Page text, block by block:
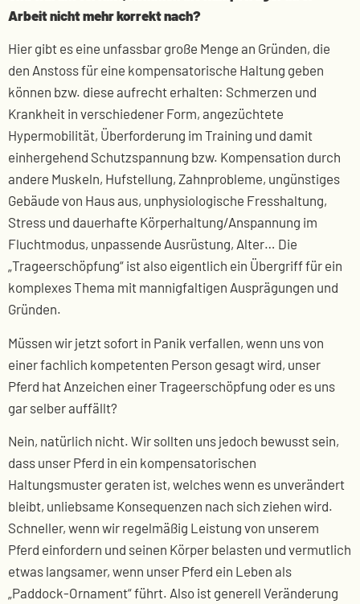
Arbeit nicht mehr korrekt nach?
Hier gibt es eine unfassbar große Menge an Gründen, die
den Anstoss für eine kompensatorische Haltung geben
können bzw. diese aufrecht erhalten: Schmerzen und
Krankheit in verschiedener Form, angezüchtete
Hypermobilität, Überforderung im Training und damit
einhergehend Schutzspannung bzw. Kompensation durch
andere Muskeln, Hufstellung, Zahnprobleme, ungünstiges
Gebäude von Haus aus, unphysiologische Fresshaltung,
Stress und dauerhafte Körperhaltung/Anspannung im
Fluchtmodus, unpassende Ausrüstung, Alter… Die
„Trageerschöpfung“ ist also eigentlich ein Übergriff für ein
komplexes Thema mit mannigfaltigen Ausprägungen und
Gründen.
Müssen wir jetzt sofort in Panik verfallen, wenn uns von
einer fachlich kompetenten Person gesagt wird, unser
Pferd hat Anzeichen einer Trageerschöpfung oder es uns
gar selber auffällt?
Nein, natürlich nicht. Wir sollten uns jedoch bewusst sein,
dass unser Pferd in ein kompensatorischen
Haltungsmuster geraten ist, welches wenn es unverändert
bleibt, unliebsame Konsequenzen nach sich ziehen wird.
Schneller, wenn wir regelmäßig Leistung von unserem
Pferd einfordern und seinen Körper belasten und vermutlich
etwas langsamer, wenn unser Pferd ein Leben als
„Paddock-Ornament“ führt. Also ist generell Veränderung